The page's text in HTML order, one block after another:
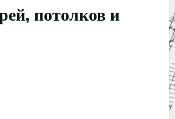
потолков и